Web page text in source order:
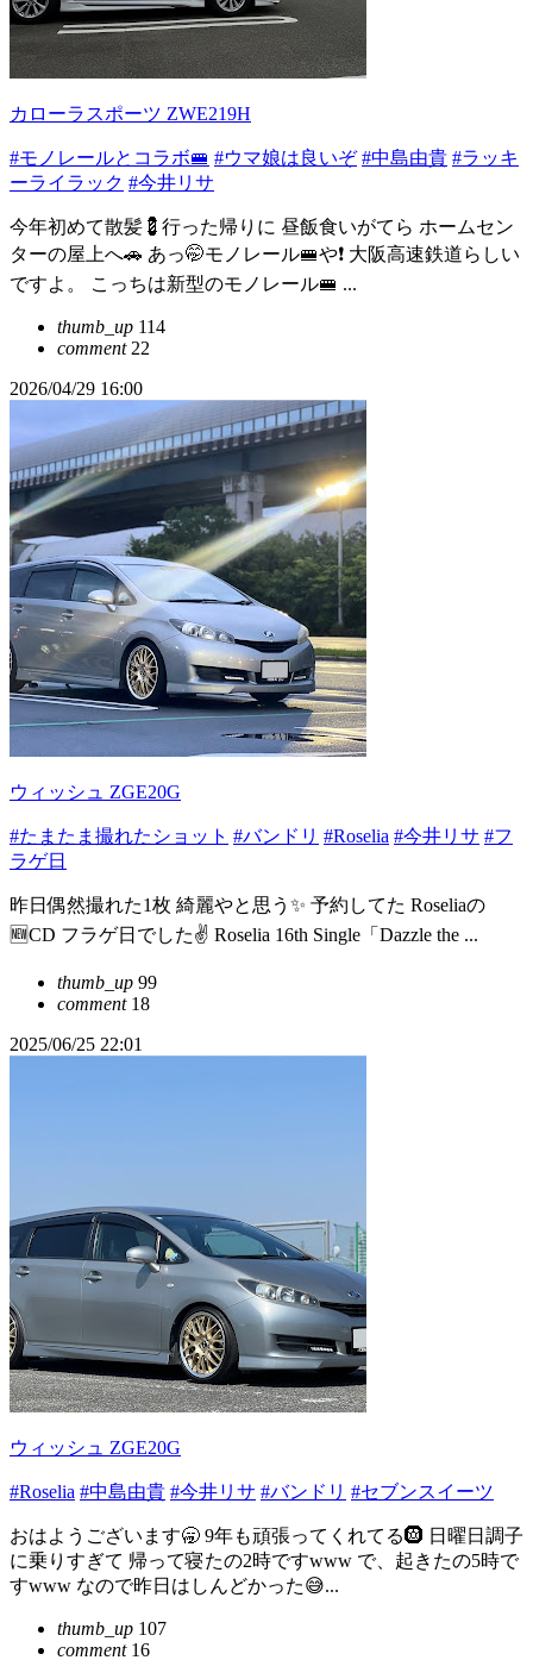
カローラスポーツ ZWE219H
#モノレールとコラボ🚝 #ウマ娘は良いぞ #中島由貴 #ラッキ
ーライラック #今井リサ
今年初めて散髪💈行った帰りに 昼飯食いがてら ホームセン
ターの屋上へ🚗 あっ🤭モノレール🚝や❗️ 大阪高速鉄道らしい
ですよ。 こっちは新型のモノレール🚝 ...
thumb_up 114
comment22
2026/04/29 16:00
ウィッシュ ZGE20G
#たまたま撮れたショット #バンドリ #Roselia #今井リサ #フ
ラゲ日
昨日偶然撮れた1枚 綺麗やと思う✨ 予約してた Roseliaの
🆕CD フラゲ日でした✌️ Roselia 16th Single「Dazzle the ...
thumb_up 99
comment18
2025/06/25 22:01
ウィッシュ ZGE20G
#Roselia #中島由貴 #今井リサ #バンドリ #セブンスイーツ
おはようございます🥱 9年も頑張ってくれてる🛞 日曜日調子
に乗りすぎて 帰って寝たの2時ですwww で、起きたの5時で
すwww なので昨日はしんどかった😅...
thumb_up 107
comment16